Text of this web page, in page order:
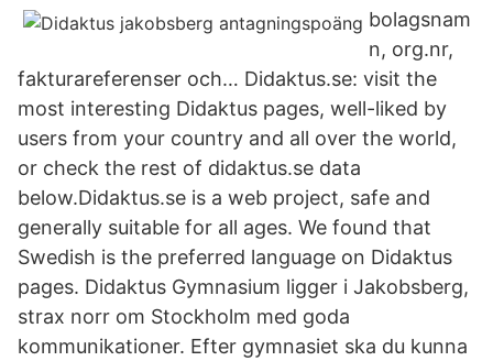
bolagsnam
n, org.nr,
fakturareferenser och… Didaktus.se: visit the
most interesting Didaktus pages, well-liked by
users from your country and all over the world,
or check the rest of didaktus.se data
below.Didaktus.se is a web project, safe and
generally suitable for all ages. We found that
Swedish is the preferred language on Didaktus
pages. Didaktus Gymnasium ligger i Jakobsberg,
strax norr om Stockholm med goda
kommunikationer. Efter gymnasiet ska du kunna